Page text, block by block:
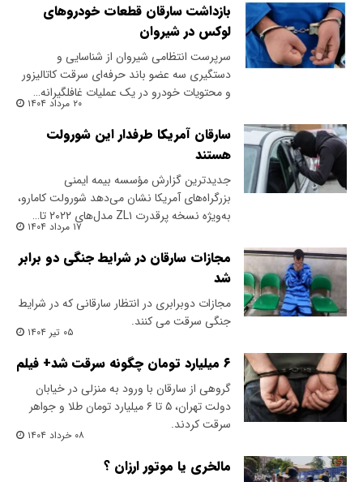
بازداشت سارقان قطعات خودروهای
لوکس در شیروان
سرپرست انتظامی شیروان از شناسایی و
دستگیری سه عضو باند حرفه‌ای سرقت کاتالیزور
و محتویات خودرو در یک عملیات غافلگیرانه…
۲۰ مرداد ۱۴۰۴
سارقان آمریکا طرفدار این شورولت
هستند
جدیدترین گزارش مؤسسه بیمه ایمنی
بزرگراه‌های آمریکا نشان می‌دهد شورولت کامارو،
به‌ویژه نسخه پرقدرت ZL۱ مدل‌های ۲۰۲۲ تا…
۱۷ مرداد ۱۴۰۴
مجازات سارقان در شرایط جنگی دو برابر
شد
مجازات دوبرابری در انتظار سارقانی که در شرایط
جنگی سرقت می کنند.
۰۵ تیر ۱۴۰۴
۶ میلیارد تومان چگونه سرقت شد+ فیلم
گروهی از سارقان با ورود به منزلی در خیابان
دولت تهران، ۵ تا ۶ میلیارد تومان طلا و جواهر
سرقت کردند.
۰۸ خرداد ۱۴۰۴
مالخری یا موتور ارزان ؟